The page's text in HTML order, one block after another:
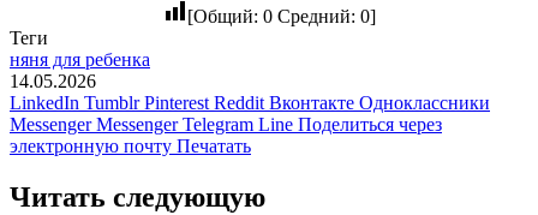
[Общий: 0Средний: 0]
Теги
няня для ребенка
14.05.2026
LinkedIn Tumblr Pinterest Reddit Вконтакте Одноклассники
Messenger Messenger Telegram Line Поделиться через
электронную почту Печатать
Читать следующую